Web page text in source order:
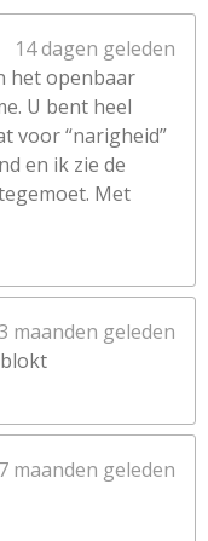
14 dagen geleden
het openbaar
U bent heel
voor “narigheid”
en ik zie de
Met
maanden geleden
7 maanden geleden